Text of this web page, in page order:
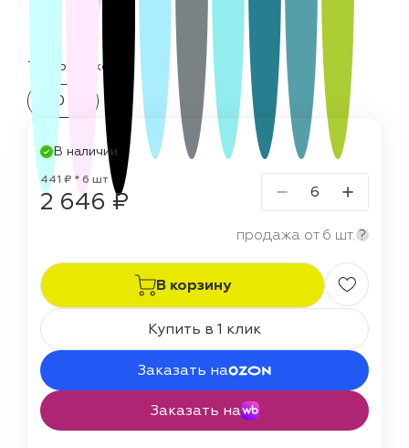
Термостойкость:
150 °C
В наличии
441 ₽ * 6 шт
2 646 ₽
продажа от 6 шт. ?
В корзину
Купить в 1 клик
Заказать на
Заказать на